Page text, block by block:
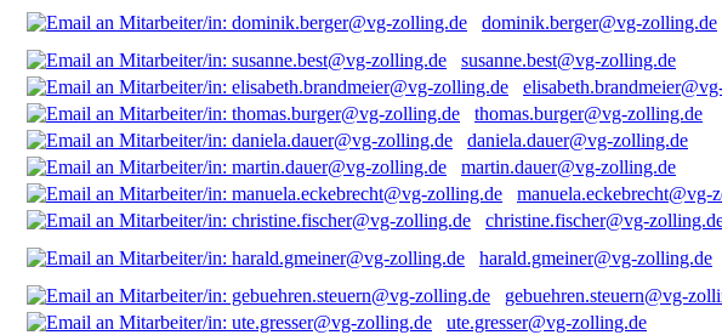
dominik.berger@vg-zolling.de
susanne.best@vg-zolling.de
thomas.burger@vg-zolling.de
daniela.dauer@vg-zolling.de
martin.dauer@vg-zolling.de
manuela.eckebrecht@vg-
christine.fischer@vg-
harald.gmeiner@vg-zolling.de
gebuehren.steuern@vg-
ute.gresser@vg-zolling.de